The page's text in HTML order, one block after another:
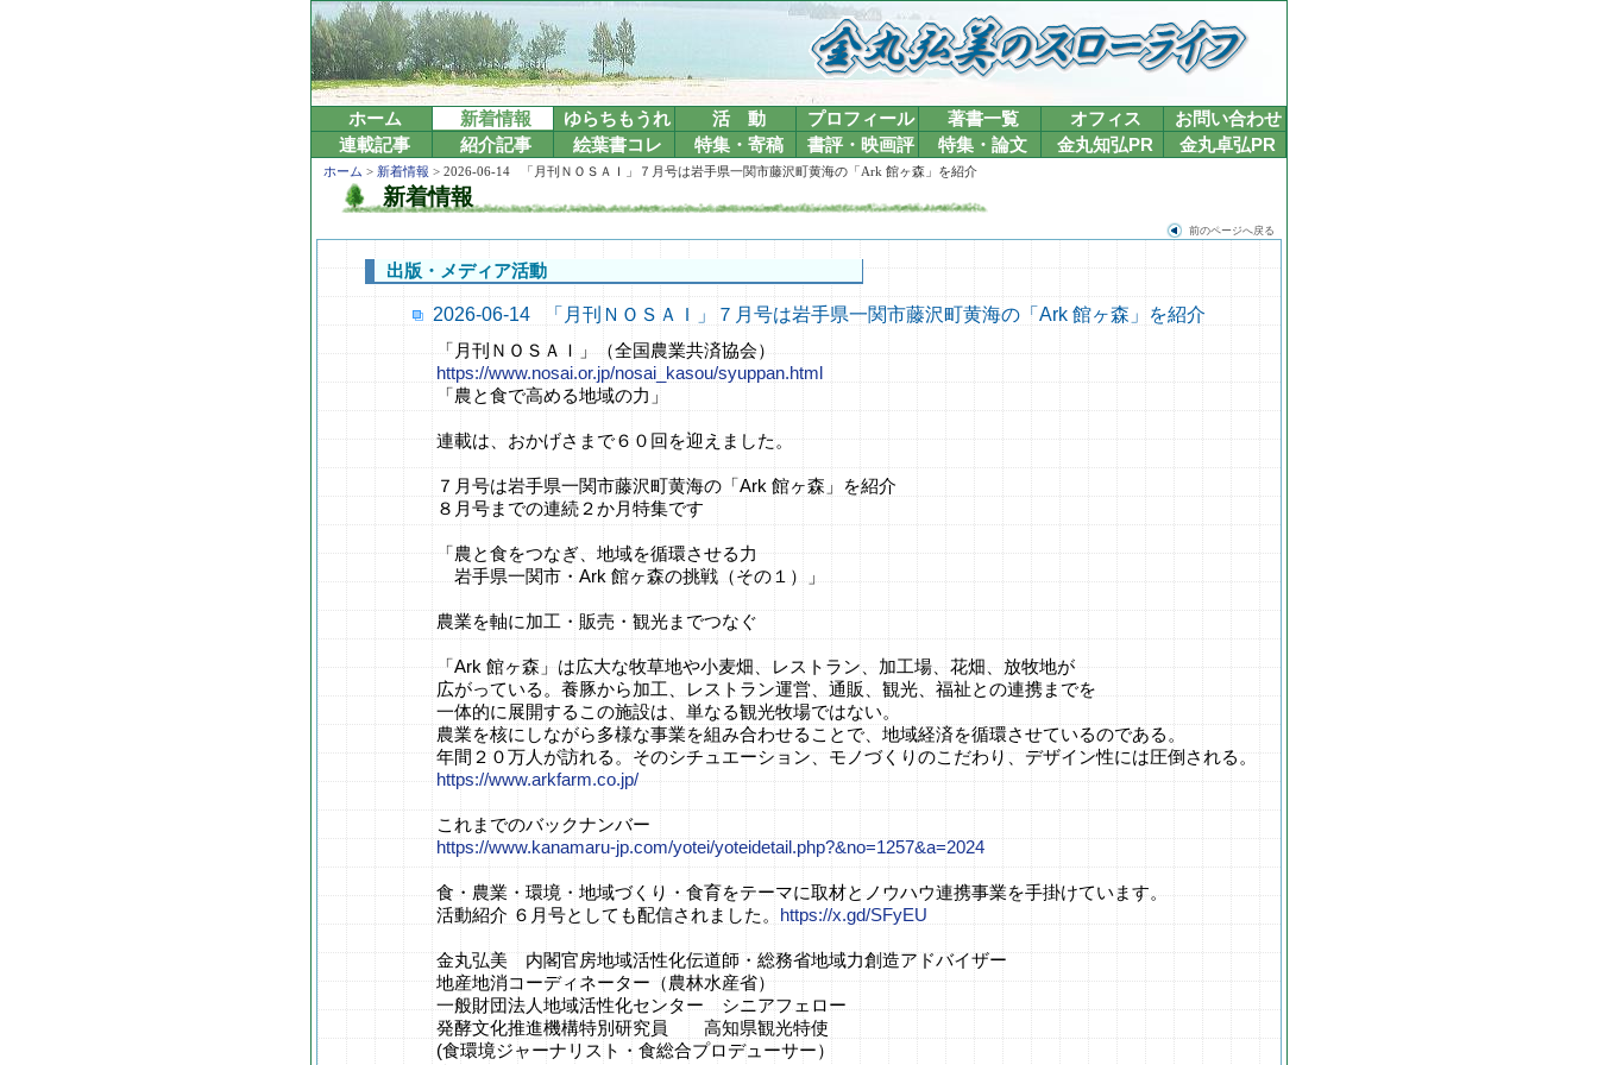
ホーム 新着情報 ゆらちもうれ 活 動 プロフィール 著書一覧 オフィス
お問い合わせ
連載記事
紹介記事 絵葉書コレ 特集・寄稿 書評・映画評 特集・論文 金丸知弘PR 金丸卓弘PR
ホーム > 新着情報 > 2026-06-14 「月刊ＮＯＳＡＩ」７月号は岩手県一関市藤沢町黄海の「Ark 館ヶ森」を紹介
新着情報
前のページへ戻る
出版・メディア活動
2026-06-14 「月刊ＮＯＳＡＩ」７月号は岩手県一関市藤沢町黄海の「Ark 館ヶ森」を紹介
「月刊ＮＯＳＡＩ」（全国農業共済協会）
https://www.nosai.or.jp/nosai_kasou/syuppan.html
「農と食で高める地域の力」
連載は、おかげさまで６０回を迎えました。
７月号は岩手県一関市藤沢町黄海の「Ark 館ヶ森」を紹介
８月号までの連続２か月特集です
「農と食をつなぎ、地域を循環させる力
岩手県一関市・Ark 館ヶ森の挑戦（その１）」
農業を軸に加工・販売・観光までつなぐ
「Ark 館ヶ森」は広大な牧草地や小麦畑、レストラン、加工場、花畑、放牧地が
広がっている。養豚から加工、レストラン運営、通販、観光、福祉との連携までを
一体的に展開するこの施設は、単なる観光牧場ではない。
農業を核にしながら多様な事業を組み合わせることで、地域経済を循環させているのである。
年間２０万人が訪れる。そのシチュエーション、モノづくりのこだわり、デザイン性には圧倒される。
https://www.arkfarm.co.jp/
これまでのバックナンバー
https://www.kanamaru-jp.com/yotei/yoteidetail.php?&no=1257&a=2024
食・農業・環境・地域づくり・食育をテーマに取材とノウハウ連携事業を手掛けています。
活動紹介 ６月号としても配信されました。 https://x.gd/SFyEU
金丸弘美 内閣官房地域活性化伝道師・総務省地域力創造アドバイザー
地産地消コーディネーター（農林水産省）
一般財団法人地域活性化センター シニアフェロー
発酵文化推進機構特別研究員 高知県観光特使
(食環境ジャーナリスト・食総合プロデューサー）